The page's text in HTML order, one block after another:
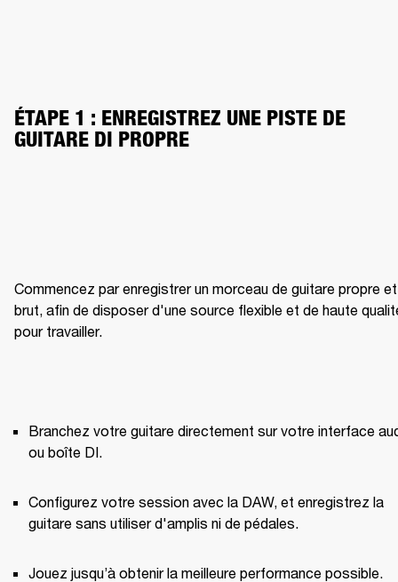
ÉTAPE 1 : ENREGISTREZ UNE PISTE DE
GUITARE DI PROPRE
Commencez par enregistrer un morceau de guitare propre et
brut, afin de disposer d'une source flexible et de haute
pour travailler.
Branchez votre guitare directement sur votre interface
ou boîte DI.
Configurez votre session avec la DAW, et enregistrez la
guitare sans utiliser d'amplis ni de pédales.
Jouez jusqu’à obtenir la meilleure performance possible.